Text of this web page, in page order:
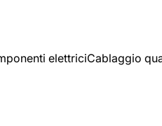
elettriciCablaggio